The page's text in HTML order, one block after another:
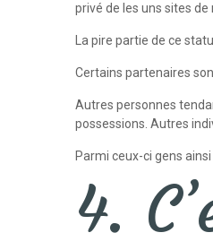
privé de les uns sites de
La pire partie de ce
Certains partenaires
Autres personnes
possessions. Autres
Parmi ceux-ci gens
4.